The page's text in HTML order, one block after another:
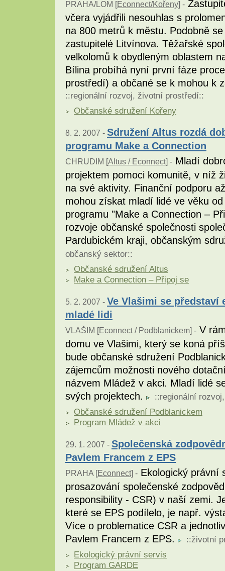
PRAHA/LOM [Econnect/Kořeny] -
včera vyjádřili nesouhlas s
na 800 metrů k městu. Podobně
zastupitelé Litvínova. Těžařské
velkolomů k obydleným oblastem
Bílina probíhá nyní první fáze
prostředí) a občané se k mohou k
::regionální rozvoj, životní prostředí::
Občanské sdružení Kořeny
8. 2. 2007 - Sdružení Altus rozdá
programu Make a Connection
CHRUDIM [Altus / Econnect] - Mladí
projektem pomoci komunitě, v níž
na své aktivity. Finanční podporu
mohou získat mladí lidé ve věku
programu "Make a Connection –
rozvoje občanské společnosti
Pardubickém kraji, občanským
občanský sektor::
Občanské sdružení Altus
Make a Connection – Připoj se
5. 2. 2007 - Ve Vlašimi se představí
mladé lidi
VLAŠIM [Econnect / Podblanickem] - V
domu ve Vlašimi, který se koná
bude občanské sdružení
zájemcům možnosti nového
názvem Mládež v akci. Mladí lidé
svých projektech.
::regionální rozvoj
Občanské sdružení Podblanickem
Program Mládež v akci
29. 1. 2007 - Společenská
Pavlem Francem z EPS
PRAHA [Econnect] - Ekologický právní
prosazování společenské
responsibility - CSR) v naší zemi.
které se EPS podílelo, je např.
Více o problematice CSR a
Pavlem Francem z EPS.
::životní
Ekologický právní servis
Program GARDE